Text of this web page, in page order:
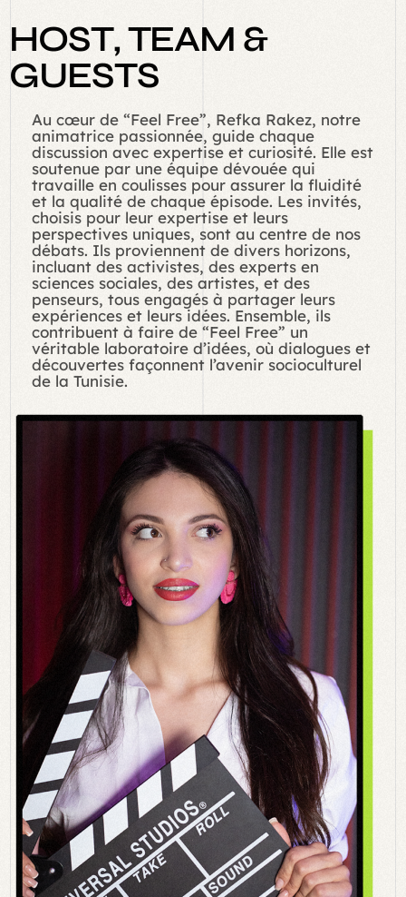
HOST,TEAM &
GUESTS
Au cœur de “Feel Free”, Refka Rakez, notre
animatrice passionnée, guide chaque
discussion avec expertise et curiosité. Elle est
soutenue par une équipe dévouée qui
travaille en coulisses pour assurer la fluidité
et la qualité de chaque épisode. Les invités,
choisis pour leur expertise et leurs
perspectives uniques, sont au centre de nos
débats. Ils proviennent de divers horizons,
incluant des activistes, des experts en
sciences sociales, des artistes, et des
penseurs, tous engagés à partager leurs
expériences et leurs idées. Ensemble, ils
contribuent à faire de “Feel Free” un
véritable laboratoire d’idées, où dialogues et
découvertes façonnent l’avenir socioculturel
de la Tunisie.